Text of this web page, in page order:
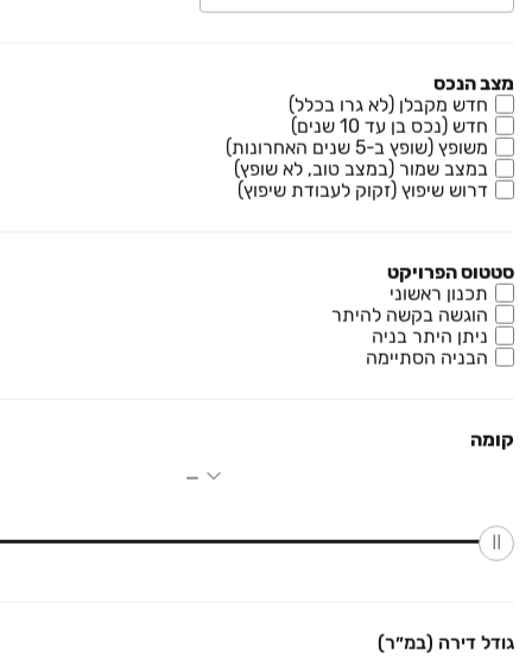
מצב הנכס
חדש מקבלן (לא גרו בכלל)
חדש (נכס בן עד 10 שנים)
משופץ (שופץ ב-5 שנים האחרונות)
במצב שמור (במצב טוב, לא שופץ)
דרוש שיפוץ (זקוק לעבודת שיפוץ)
סטטוס הפרויקט
תכנון ראשוני
הוגשה בקשה להיתר
ניתן היתר בניה
הבניה הסתיימה
קומה
גודל דירה (במ״ר)
דירה, מעוז ציון ב', מבשרת ציון
₪ 3,300,000
השקד 10
דירה, נופי החורש, מבשרת ציון
4 חדרים • קומה ‎9‏ • 133 מ״ר